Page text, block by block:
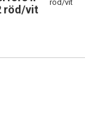
röd/vit